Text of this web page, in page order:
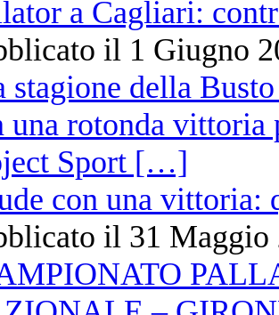
a Cagliari:
il 1 Giugno
con una vittoria:
il 31 Maggio